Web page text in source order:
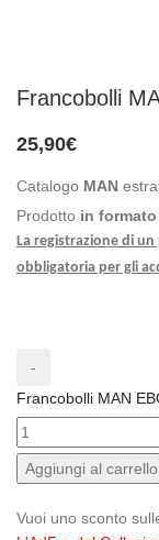
Francobolli
25,90€
Catalogo MAN
Prodotto in
La registrazione di
obbligatoria per gli
Francobolli MAN
Aggiungi al carrello
Vuoi uno sconto